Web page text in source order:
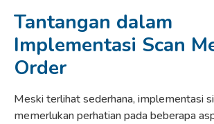
Tantangan dalam
Implementasi Scan
Order
Meski terlihat sederhana, implementasi
memerlukan perhatian pada beberapa